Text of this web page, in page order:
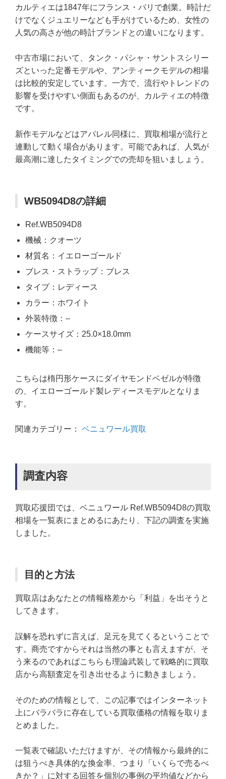
カルティエは1847年にフランス・パリで創業。時計だ
けでなくジュエリーなども手がけているため、女性の
人気の高さが他の時計ブランドとの違いになります。
中古市場において、タンク・パシャ・サントスシリー
ズといった定番モデルや、アンティークモデルの相場
は比較的安定しています。一方で、流行やトレンドの
影響を受けやすい側面もあるのが、カルティエの特徴
です。
新作モデルなどはアパレル同様に、買取相場が流行と
連動して動く場合があります。可能であれば、人気が
最高潮に達したタイミングでの売却を狙いましょう。
WB5094D8の詳細
Ref.WB5094D8
機械：クオーツ
材質名：イエローゴールド
ブレス・ストラップ：ブレス
タイプ：レディース
カラー：ホワイト
外装特徴：–
ケースサイズ：25.0×18.0mm
機能等：–
こちらは楕円形ケースにダイヤモンドベゼルが特徴
の、イエローゴールド製レディースモデルとなりま
す。
関連カテゴリー： ベニュワール買取
調査内容
買取応援団では、ベニュワール Ref.WB5094D8の買取
相場を一覧表にまとめるにあたり、下記の調査を実施
しました。
目的と方法
買取店はあなたとの情報格差から「利益」を出そうと
してきます。
誤解を恐れずに言えば、足元を見てくるということで
す。商売ですからそれは当然の事とも言えますが、そ
う来るのであればこちらも理論武装して戦略的に買取
店から高額査定を引き出せるように動きましょう。
そのための情報として、この記事ではインターネット
上にバラバラに存在している買取価格の情報を取りま
とめました。
一覧表で確認いただけますが、その情報から最終的に
は狙うべき具体的な換金率、つまり「いくらで売るべ
きか？」に対する回答を個別の事例の平均値などから